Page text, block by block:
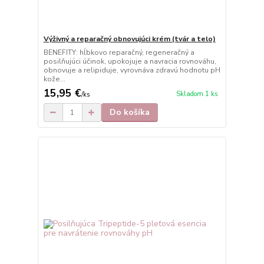
Výživný a reparačný obnovujúci krém (tvár a telo)
BENEFITY: hĺbkovo reparačný, regeneračný a
posilňujúci účinok, upokojuje a navracia rovnováhu,
obnovuje a relipiduje, vyrovnáva zdravú hodnotu pH
kože...
15,95 €/ks Skladom 1 ks
Do košíka